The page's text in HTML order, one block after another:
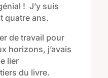
! J’y suis
quatre ans.
de travail pour
horizons, j’avais
lier
du livre.